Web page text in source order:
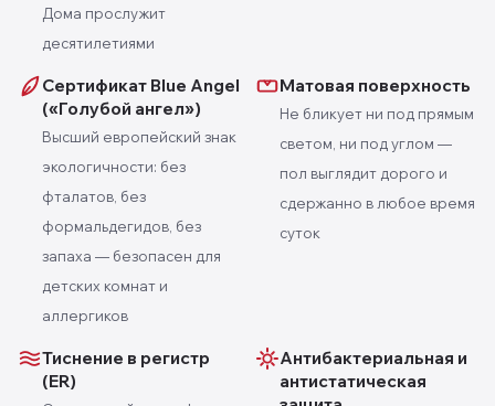
Дома прослужит
десятилетиями
Сертификат Blue Angel
(«Голубой ангел»)
Высший европейский знак
экологичности: без
фталатов, без
формальдегидов, без
запаха — безопасен для
детских комнат и
аллергиков
Матовая поверхность
Не бликует ни под прямым
светом, ни под углом —
пол выглядит дорого и
сдержанно в любое время
суток
Тиснение в регистр
(ER)
Антибактериальная и
антистатическая